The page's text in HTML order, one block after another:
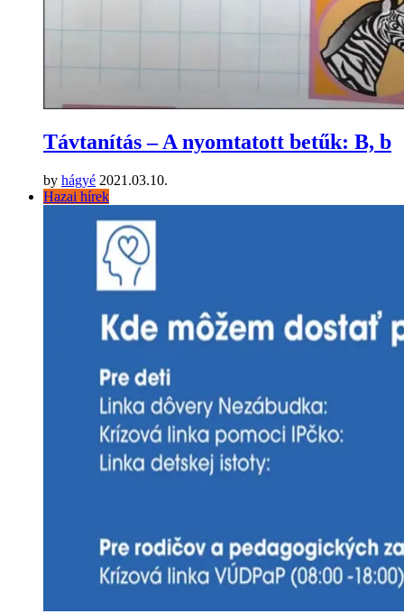
Távtanítás – A nyomtatott betűk: B, b
by hágyé 2021.03.10.
Hazai hírek